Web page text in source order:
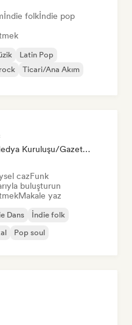
İndie folkİndie pop
Latin Pop
Ticari/Ana Akım
Booker, Menajer, Medya Kuruluşu/Gazeteci
cazFunk
buluşturun
Makale yaz
Dans
İndie folk
Pop soul